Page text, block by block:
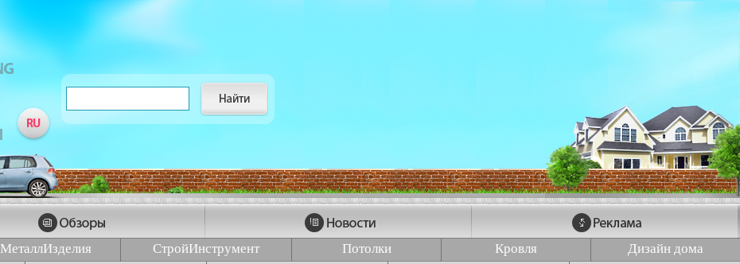
МеталлИзделия СтройИнструмент Потолки Кровля
Дизайн дома